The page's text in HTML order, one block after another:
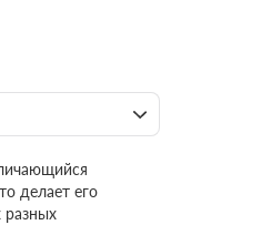
делает его
разных